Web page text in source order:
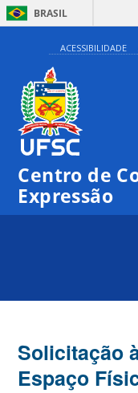
BRASIL
ACESSIBILIDADE
Centro de
Expressão
Solicitação
Espaço